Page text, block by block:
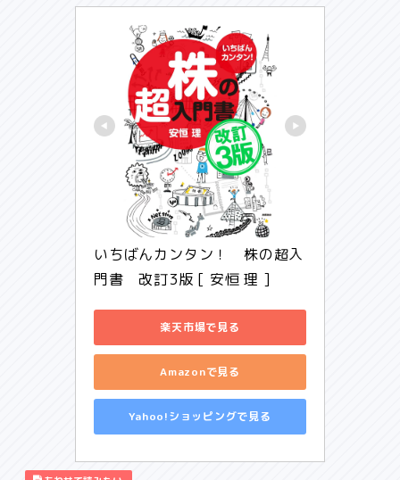
いちばんカンタン！　株の超入
門書　改訂3版 [ 安恒 理 ]
楽天市場で見る
Amazonで見る
Yahoo!ショッピングで見る